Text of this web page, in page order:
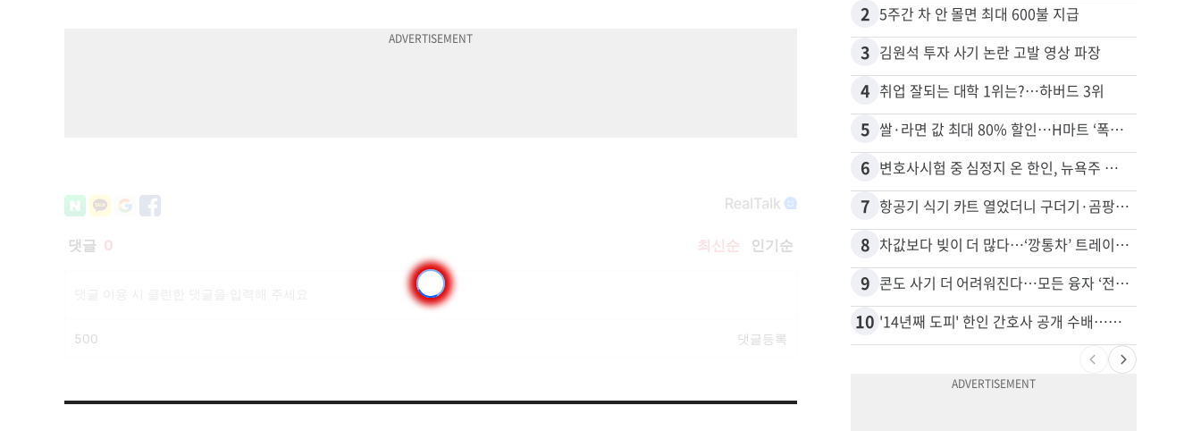
2 5주간 차 안 몰면 최대 600불 지급
3 김원석 투자 사기 논란 고발 영상 파장
4 취업 잘되는 대학 1위는?…하버드 3위
5 쌀·라면 값 최대 80% 할인…H마트 ‘폭탄 세일’
6 변호사시험 중 심정지 온 한인, 뉴욕주 제소
7 항공기 식기 카트 열었더니 구더기·곰팡이…LAX 기내식 업체 논란
8 차값보다 빚이 더 많다…‘깡통차’ 트레이드인 급증
9 콘도 사기 더 어려워진다…모든 융자 ‘전체 심사’
10 '14년째 도피' 한인 간호사 공개 수배…메디케어 사기 유죄